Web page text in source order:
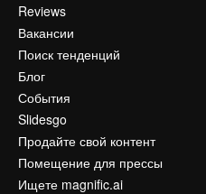
Reviews
Вакансии
Поиск тенденций
Блог
События
Slidesgo
Продайте свой контент
Помещение для прессы
Ищете magnific.ai